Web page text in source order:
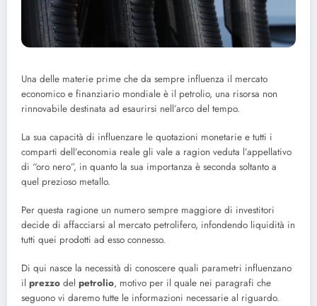
Una delle materie prime che da sempre influenza il mercato
economico e finanziario mondiale è il petrolio, una risorsa non
rinnovabile destinata ad esaurirsi nell’arco del tempo.
La sua capacità di influenzare le quotazioni monetarie e tutti i
comparti dell’economia reale gli vale a ragion veduta l’appellativo
di “oro nero”, in quanto la sua importanza è seconda soltanto a
quel prezioso metallo.
Per questa ragione un numero sempre maggiore di investitori
decide di affacciarsi al mercato petrolifero, infondendo liquidità in
tutti quei prodotti ad esso connesso.
Di qui nasce la necessità di conoscere quali parametri influenzano
il prezzo del petrolio, motivo per il quale nei paragrafi che
seguono vi daremo tutte le informazioni necessarie al riguardo.